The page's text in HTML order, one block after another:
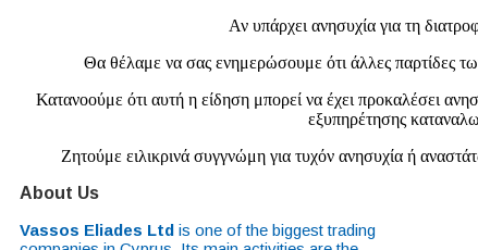
Αν υπάρχει ανησυχία για τη
Θα θέλαμε να σας ενημερώσουμε ότι άλλες παρτίδες
Κατανοούμε ότι αυτή η είδηση μπορεί να έχει προκαλέσει
εξυπηρέτησης
Ζητούμε ειλικρινά συγγνώμη για τυχόν ανησυχία ή
About Us
Vassos Eliades Ltd is one of the biggest trading